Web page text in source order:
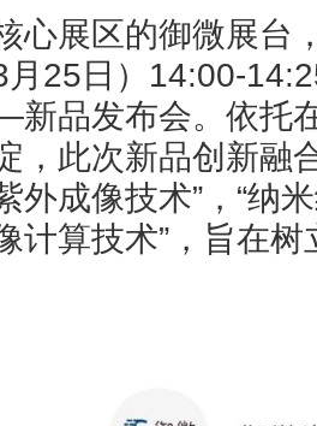
心展区的御微展台
月25日）14:00-
品发布会。依托
，此次新品创新融
外成像技术”，“纳
计算技术”，旨在